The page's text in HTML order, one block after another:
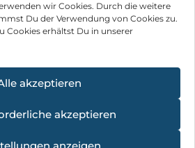
wir Cookies. Durch die weitere
Du der Verwendung von Cookies zu.
Cookies erhältst Du in unserer
akzeptieren
akzeptieren
anzeigen